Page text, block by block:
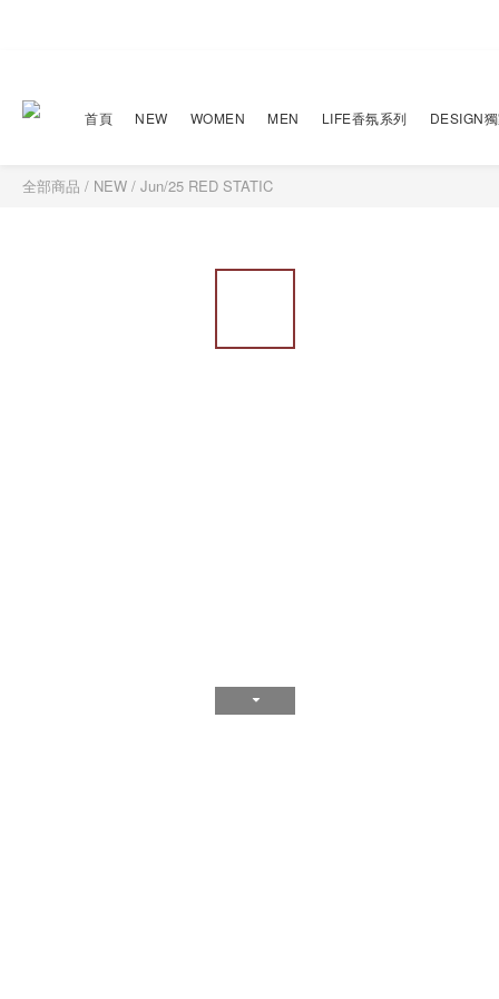
首頁 NEW WOMEN MEN LIFE香氛系列 DESIGN
全部商品 / NEW / Jun/25 RED STATIC